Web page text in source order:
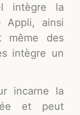
intègre la
Appli, ainsi
même des
intègre un
incarne la
et peut